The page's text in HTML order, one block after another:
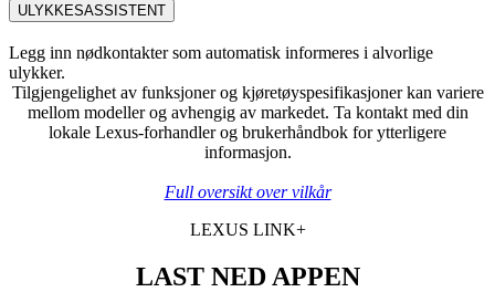
ULYKKESASSISTENT
Legg inn nødkontakter som automatisk informeres i alvorlige
ulykker.
Tilgjengelighet av funksjoner og kjøretøyspesifikasjoner kan variere
mellom modeller og avhengig av markedet. Ta kontakt med din
lokale Lexus-forhandler og brukerhåndbok for ytterligere
informasjon.
Full oversikt over vilkår
LEXUS LINK+
LAST NED APPEN